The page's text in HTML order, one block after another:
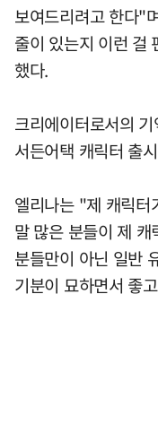
보여드리려고 한다"
줄이 있는지 이런 걸
했다.
크리에이터로서의
서든어택 캐릭터 출
엘리나는 "제 캐릭터
말 많은 분들이 제
분들만이 아닌 일반
기분이 묘하면서 좋